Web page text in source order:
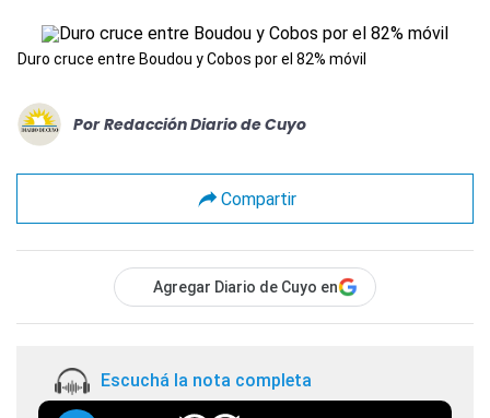
Duro cruce entre Boudou y Cobos por el 82% móvil
Por Redacción Diario de Cuyo
Compartir
Agregar Diario de Cuyo en
Escuchá la nota completa